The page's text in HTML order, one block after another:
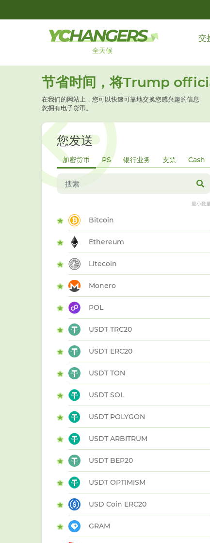
全天候
交
节省时间，将Trump
在我们的网站上，您可以快速可靠地交换您感兴趣的信息
您拥有电子货币。
您发送
加密货币 PS 银行业务 支票 Cash
最小数
Bitcoin
Ethereum
Litecoin
Monero
POL
USDT TRC20
USDT ERC20
USDT TON
USDT SOL
USDT POLYGON
USDT ARBITRUM
USDT BEP20
USDT OPTIMISM
USD Coin ERC20
GRAM